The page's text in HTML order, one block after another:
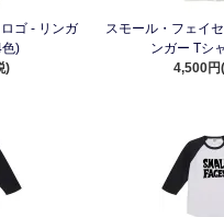
ゴ - リンガ
色)
)
スモール・フェイ
ンガー Tシ
4,500円